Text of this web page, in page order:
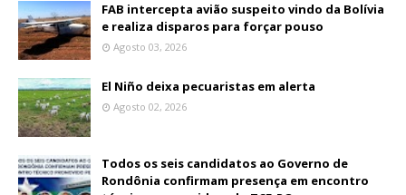
FAB intercepta avião suspeito vindo da Bolívia
e realiza disparos para forçar pouso
Agosto 03, 2026
El Niño deixa pecuaristas em alerta
Agosto 02, 2026
Todos os seis candidatos ao Governo de
Rondônia confirmam presença em encontro